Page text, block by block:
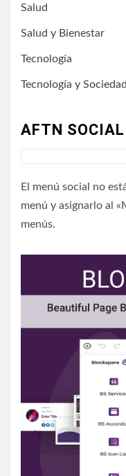
Salud
Salud y Bienestar
Tecnología
Tecnología y Sociedad
AFTN SOCIAL
El menú social no
menú y asignarlo al
menús.